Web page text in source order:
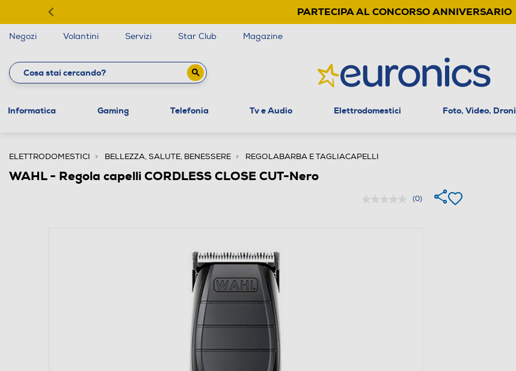
PARTECIPA AL CONCORSO ANNIVERSARIO
Negozi Volantini Servizi Star Club Magazine
Informatica Gaming Telefonia Tv e Audio Elettrodomestici Foto, Video, Droni
ELETTRODOMESTICI BELLEZZA, SALUTE, BENESSERE REGOLABARBA E TAGLIACAPELLI
WAHL - Regola capelli CORDLESS CLOSE CUT-Nero
(0)